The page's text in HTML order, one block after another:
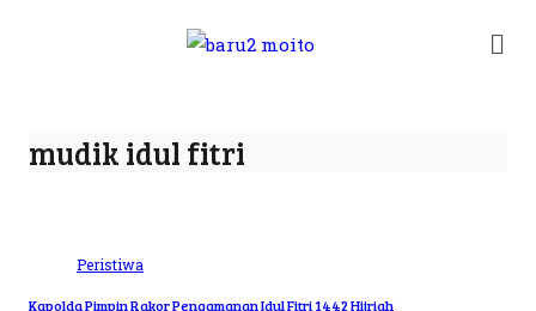
mudik idul fitri
Peristiwa
Kapolda Pimpin Rakor Pengamanan Idul Fitri 1442 Hijriah